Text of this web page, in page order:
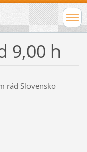
9,00 h
rád Slovensko